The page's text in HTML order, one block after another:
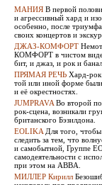
МАНИЯ В первой
и агрессивный хард и
особенно, после
своих концертов и
ДЖАЗ-КОМФОРТ
КОМФОРТ в чистом виде
бит, и джаз, и рок и
ПРЯМАЯ РЕЧЬ Хард-рок
той или иной форме
и её окрестностях.
JUMPRAVA Во второй
рок-сцена, возникали
британского Бэзилдона.
EOLIKA Для того,
следить за тем, что
и самобытной, Группе
самодеятельности с
при этом на ABBA.
МИЛЛЕР Кирилл